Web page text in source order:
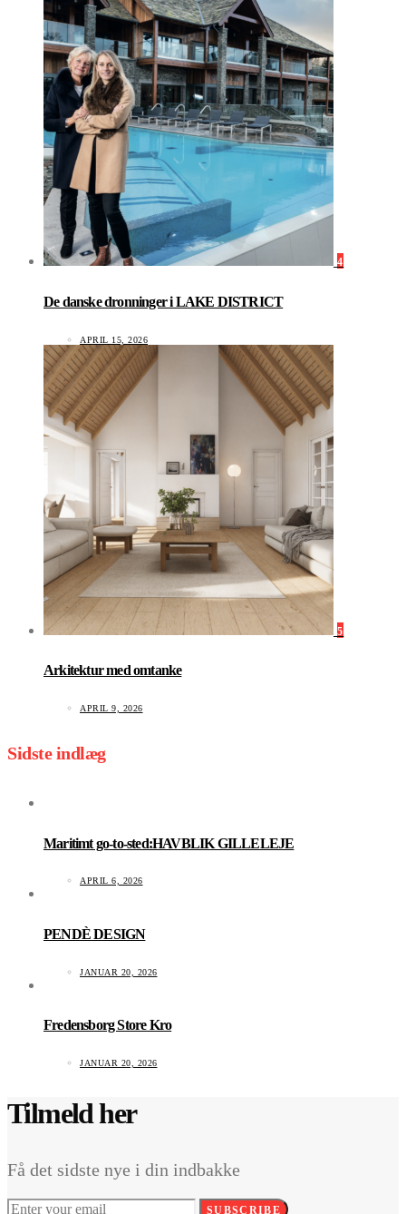
4
De danske dronninger i LAKE DISTRICT
APRIL 15, 2026
5
Arkitektur med omtanke
APRIL 9, 2026
Sidste indlæg
Maritimt go-to-sted:HAVBLIK GILLELEJE
APRIL 6, 2026
PENDÈ DESIGN
JANUAR 20, 2026
Fredensborg Store Kro
JANUAR 20, 2026
Tilmeld her
Få det sidste nye i din indbakke
SUBSCRIBE